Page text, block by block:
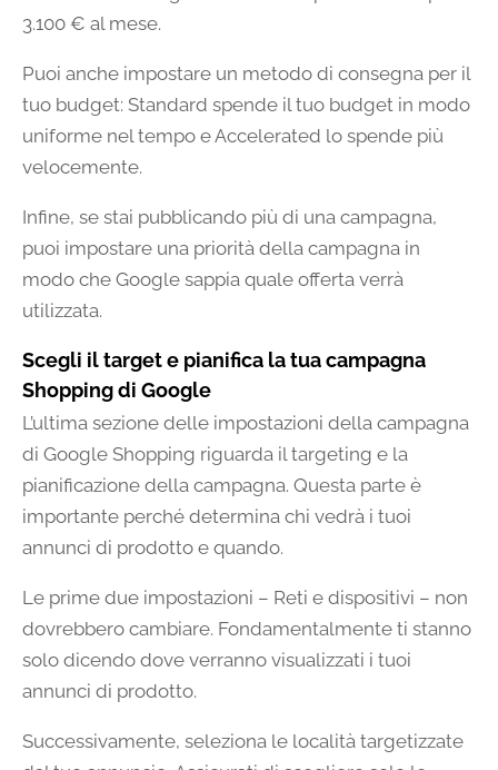
3.100 € al mese.
Puoi anche impostare un metodo di consegna per il
tuo budget: Standard spende il tuo budget in modo
uniforme nel tempo e Accelerated lo spende più
velocemente.
Infine, se stai pubblicando più di una campagna,
puoi impostare una priorità della campagna in
modo che Google sappia quale offerta verrà
utilizzata.
Scegli il target e pianifica la tua campagna
Shopping di Google
L’ultima sezione delle impostazioni della campagna
di Google Shopping riguarda il targeting e la
pianificazione della campagna. Questa parte è
importante perché determina chi vedrà i tuoi
annunci di prodotto e quando.
Le prime due impostazioni – Reti e dispositivi – non
dovrebbero cambiare. Fondamentalmente ti stanno
solo dicendo dove verranno visualizzati i tuoi
annunci di prodotto.
Successivamente, seleziona le località targetizzate